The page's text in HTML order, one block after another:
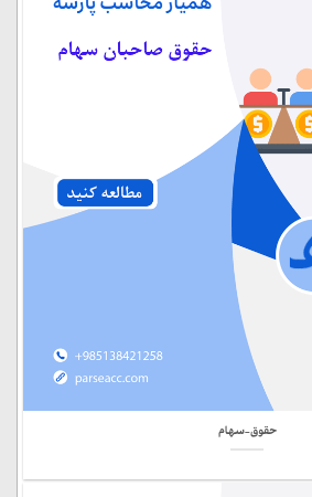
حقوق-سهام